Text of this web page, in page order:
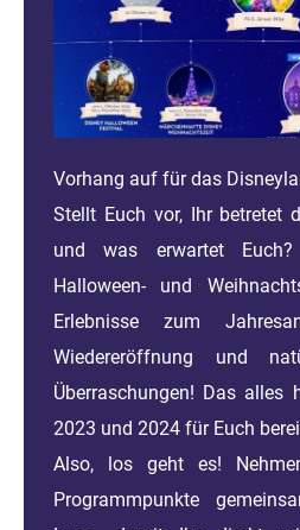
Vorhang auf für das
Stellt Euch vor, Ihr betretet
und was erwartet
Halloween- und
Erlebnisse zum
Wiedereröffnung und
Überraschungen! Das alles
2023 und 2024 für Euch
Also, los geht es!
Programmpunkte